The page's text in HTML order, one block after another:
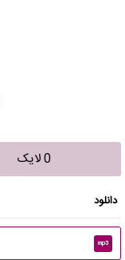
0 لایک
دانلود
mp3